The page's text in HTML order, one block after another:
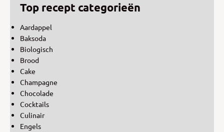
Top recept categorieën
Aardappel
Baksoda
Biologisch
Brood
Cake
Champagne
Chocolade
Cocktails
Culinair
Engels